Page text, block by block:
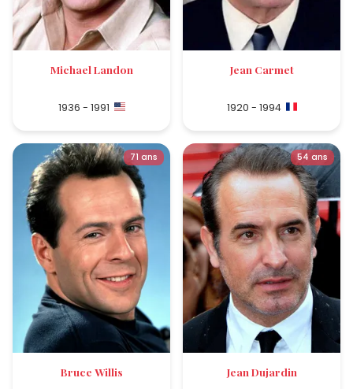
Michael Landon
1936 - 1991
Jean Carmet
1920 - 1994
71 ans
Bruce Willis
54 ans
Jean Dujardin